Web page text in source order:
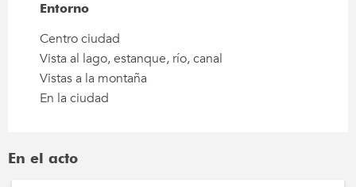
Entorno
Entorno
Centro ciudad
Vista al lago, estanque, río, canal
Vistas a la montaña
En la ciudad
En el acto